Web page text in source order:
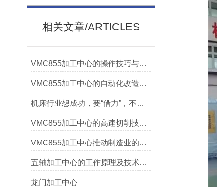
相关文章/ARTICLES
VMC855加工中心的操作技巧与维护指南
VMC855加工中心的自动化改造与智能化应用说明
机床行业想成功，要“借力”，不要“尽力”！
VMC855加工中心的高速切削技术介绍
VMC855加工中心推动制造业的发展
五轴加工中心的工作原理及技术优势
龙门加工中心